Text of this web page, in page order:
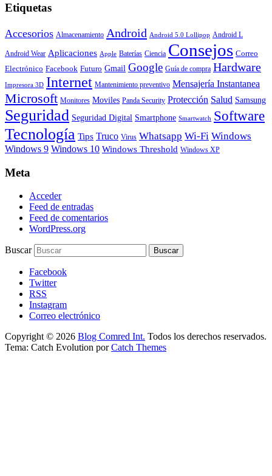
Etiquetas
Accesorios Almacenamiento Android Android 5.0 Lollipop Android L
Android Wear Aplicaciones Apple Baterías Ciencia Consejos Correo
Electrónico Facebook Futuro Gmail Google Guía de compra Hardware
Impresora 3D Internet Mantenimiento preventivo Mensajería Instantanea
Microsoft Monitores Moviles Panda Security Protección Salud Samsung
Seguridad Seguridad Digital Smartphone Smartwatch Software
Tecnología Tips Truco Virus Whatsapp Wi-Fi Windows
Windows 9 Windows 10 Windows Threshold Windows XP
Meta
Acceder
Feed de entradas
Feed de comentarios
WordPress.org
Buscar
Facebook
Twitter
RSS
Instagram
Correo electrónico
Copyright © 2026 Blog Comred Int. Todos los derechos reservados.
Tema: Catch Evolution porCatch Themes